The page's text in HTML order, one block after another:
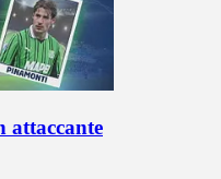
attaccante